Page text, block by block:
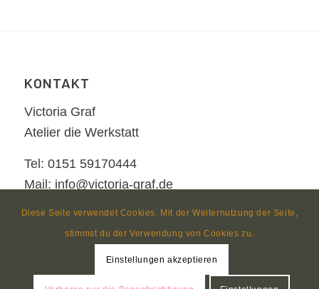
KONTAKT
Victoria Graf
Atelier die Werkstatt
Tel: 0151 59170444
Mail: info@victoria-graf.de
© Copyright nezzform
Diese Seite verwendet Cookies. Mit der Weiternutzung der Seite,
stimmst du der Verwendung von Cookies zu.
Einstellungen akzeptieren